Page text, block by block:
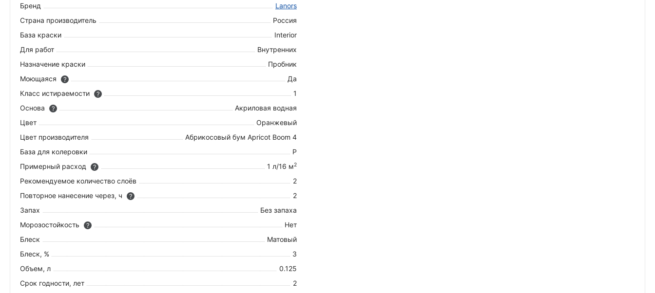
Бренд
Lanors
Страна производитель
Россия
База краски
Interior
Для работ
Внутренних
Назначение краски
Пробник
Моющаяся
?
Да
Класс истираемости
?
1
Основа
?
Акриловая водная
Цвет
Оранжевый
Цвет производителя
Абрикосовый бум Apricot Boom 4
База для колеровки
P
Примерный расход
? 1 л/16 м2
Рекомендуемое количество слоёв
2
Повторное нанесение через, ч
?
2
Запах
Без запаха
Морозостойкость
?
Нет
Блеск
Матовый
Блеск, %
3
Объем, л
0.125
Срок годности, лет
2